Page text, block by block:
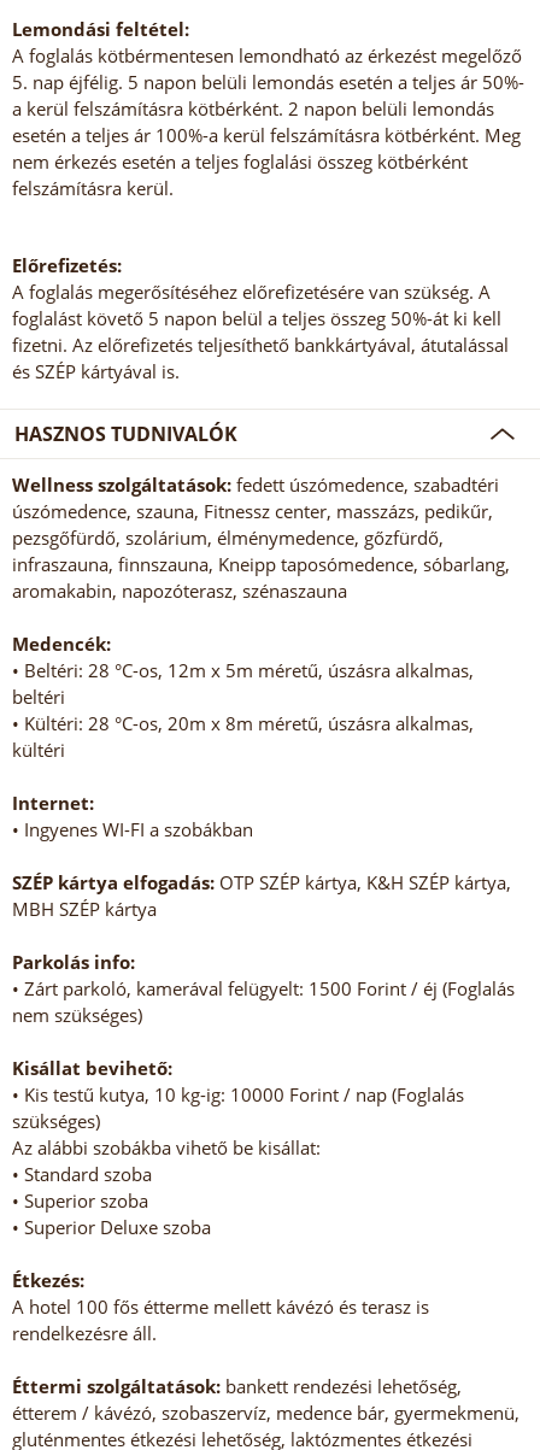
Lemondási feltétel:
A foglalás kötbérmentesen lemondható az érkezést megelőző
5. nap éjfélig. 5 napon belüli lemondás esetén a teljes ár 50%-
a kerül felszámításra kötbérként. 2 napon belüli lemondás
esetén a teljes ár 100%-a kerül felszámításra kötbérként. Meg
nem érkezés esetén a teljes foglalási összeg kötbérként
felszámításra kerül.
Előrefizetés:
A foglalás megerősítéséhez előrefizetésére van szükség. A
foglalást követő 5 napon belül a teljes összeg 50%-át ki kell
fizetni. Az előrefizetés teljesíthető bankkártyával, átutalással
és SZÉP kártyával is.
HASZNOS TUDNIVALÓK
Wellness szolgáltatások: fedett úszómedence, szabadtéri
úszómedence, szauna, Fitnessz center, masszázs, pedikűr,
pezsgőfürdő, szolárium, élménymedence, gőzfürdő,
infraszauna, finnszauna, Kneipp taposómedence, sóbarlang,
aromakabin, napozóterasz, szénaszauna
Medencék:
• Beltéri: 28 °C-os, 12m x 5m méretű, úszásra alkalmas,
beltéri
• Kültéri: 28 °C-os, 20m x 8m méretű, úszásra alkalmas,
kültéri
Internet:
• Ingyenes WI-FI a szobákban
SZÉP kártya elfogadás: OTP SZÉP kártya, K&H SZÉP kártya,
MBH SZÉP kártya
Parkolás info:
• Zárt parkoló, kamerával felügyelt: 1500 Forint / éj (Foglalás
nem szükséges)
Kisállat bevihető:
• Kis testű kutya, 10 kg-ig: 10000 Forint / nap (Foglalás
szükséges)
Az alábbi szobákba vihető be kisállat:
• Standard szoba
• Superior szoba
• Superior Deluxe szoba
Étkezés:
A hotel 100 fős étterme mellett kávézó és terasz is
rendelkezésre áll.
Éttermi szolgáltatások: bankett rendezési lehetőség,
étterem / kávézó, szobaszervíz, medence bár, gyermekmenü,
gluténmentes étkezési lehetőség, laktózmentes étkezési